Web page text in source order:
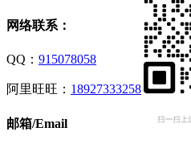
网络联系：
QQ： 915078058
阿里旺旺： 18927333258
邮箱/Email